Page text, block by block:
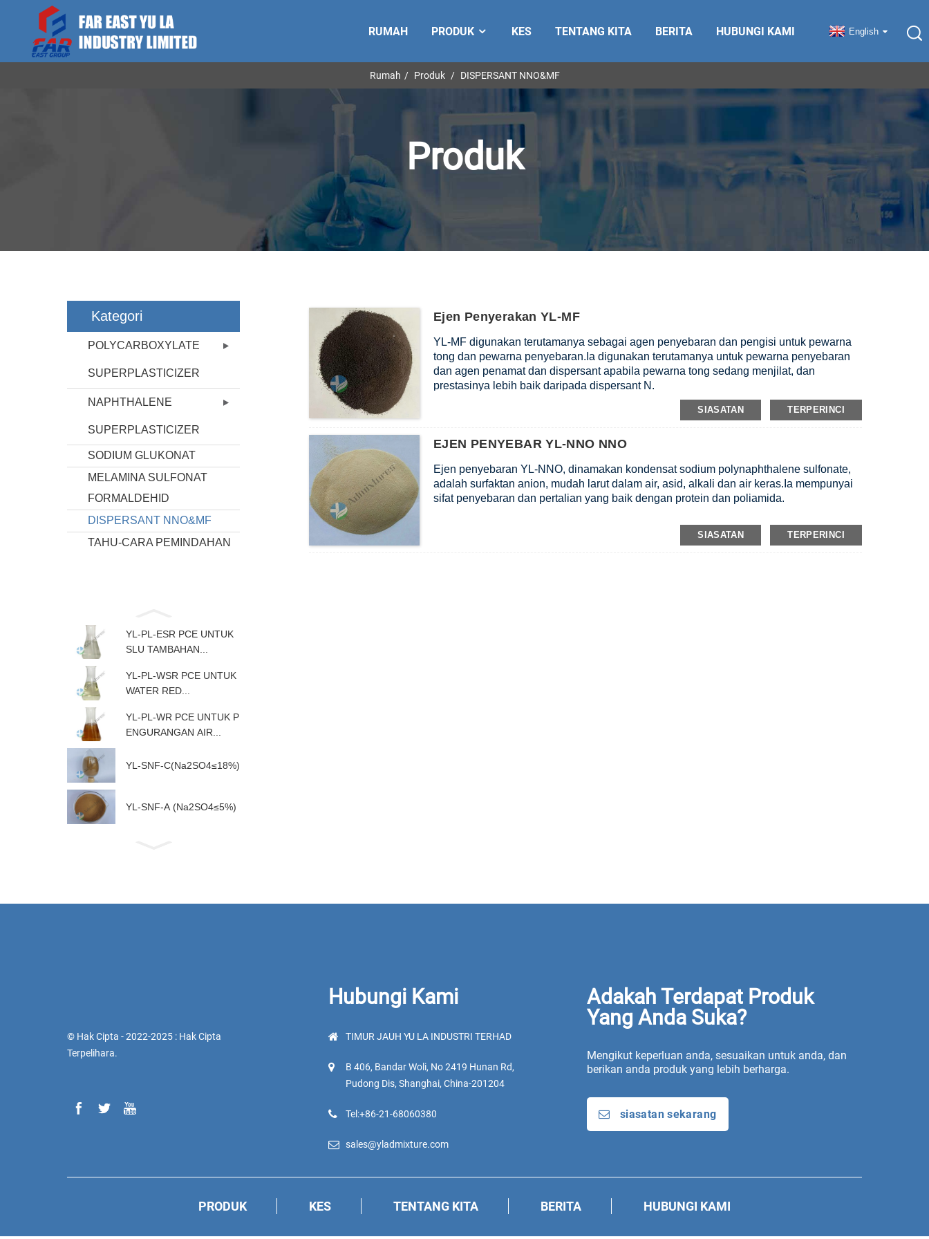
RUMAH PRODUK KES TENTANG KITA BERITA HUBUNGI KAMI English
Rumah Produk DISPERSANT NNO&MF
Produk
Kategori
POLYCARBOXYLATE
SUPERPLASTICIZER
NAPHTHALENE
SUPERPLASTICIZER
SODIUM GLUKONAT
MELAMINA SULFONAT
FORMALDEHID
DISPERSANT NNO&MF
TAHU-CARA PEMINDAHAN
YL-PL-ESR PCE UNTUK
SLU TAMBAHAN...
YL-PL-WSR PCE UNTUK
WATER RED...
YL-PL-WR PCE UNTUK P
ENGURANGAN AIR...
YL-SNF-C(Na2SO4≤18%)
YL-SNF-A (Na2SO4≤5%)
Ejen Penyerakan YL-MF
YL-MF digunakan terutamanya sebagai agen penyebaran dan pengisi untuk pewarna
tong dan pewarna penyebaran.Ia digunakan terutamanya untuk pewarna penyebaran
dan agen penamat dan dispersant apabila pewarna tong sedang menjilat, dan
prestasinya lebih baik daripada dispersant N.
SIASATAN TERPERINCI
EJEN PENYEBAR YL-NNO NNO
Ejen penyebaran YL-NNO, dinamakan kondensat sodium polynaphthalene sulfonate,
adalah surfaktan anion, mudah larut dalam air, asid, alkali dan air keras.Ia mempunyai
sifat penyebaran dan pertalian yang baik dengan protein dan poliamida.
SIASATAN TERPERINCI
© Hak Cipta - 2022-2025 : Hak Cipta
Terpelihara.
Hubungi Kami
TIMUR JAUH YU LA INDUSTRI TERHAD
B 406, Bandar Woli, No 2419 Hunan Rd,
Pudong Dis, Shanghai, China-201204
Tel:+86-21-68060380
sales@yladmixture.com
Adakah Terdapat Produk
Yang Anda Suka?
Mengikut keperluan anda, sesuaikan untuk anda, dan
berikan anda produk yang lebih berharga.
siasatan sekarang
PRODUK KES TENTANG KITA BERITA HUBUNGI KAMI